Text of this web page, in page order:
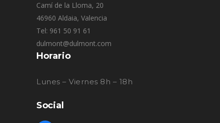
Camí de la Lloma, 20
46960 Aldaia, Valencia
Tel: 961 50 91 61
dulmont@dulmont.com
Horario
Lunes – Viernes 8h – 18h
Social